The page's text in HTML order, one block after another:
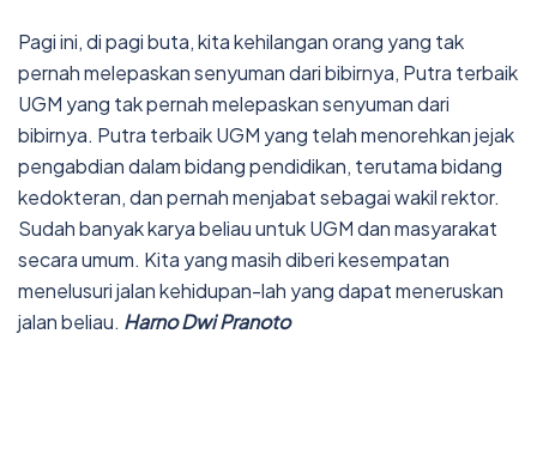
Pagi ini, di pagi buta, kita kehilangan orang yang tak
pernah melepaskan senyuman dari bibirnya, Putra terbaik
UGM yang tak pernah melepaskan senyuman dari
bibirnya. Putra terbaik UGM yang telah menorehkan jejak
pengabdian dalam bidang pendidikan, terutama bidang
kedokteran, dan pernah menjabat sebagai wakil rektor.
Sudah banyak karya beliau untuk UGM dan masyarakat
secara umum. Kita yang masih diberi kesempatan
menelusuri jalan kehidupan-lah yang dapat meneruskan
jalan beliau. Harno Dwi Pranoto